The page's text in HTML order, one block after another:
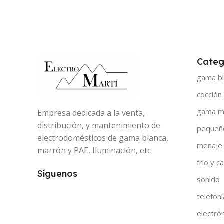
Empresa dedicada a la venta,
distribución, y mantenimiento de
electrodomésticos de gama blanca,
marrón y PAE, Iluminación, etc
Síguenos
gama
cocción
gama
menaje
frío y
sonido